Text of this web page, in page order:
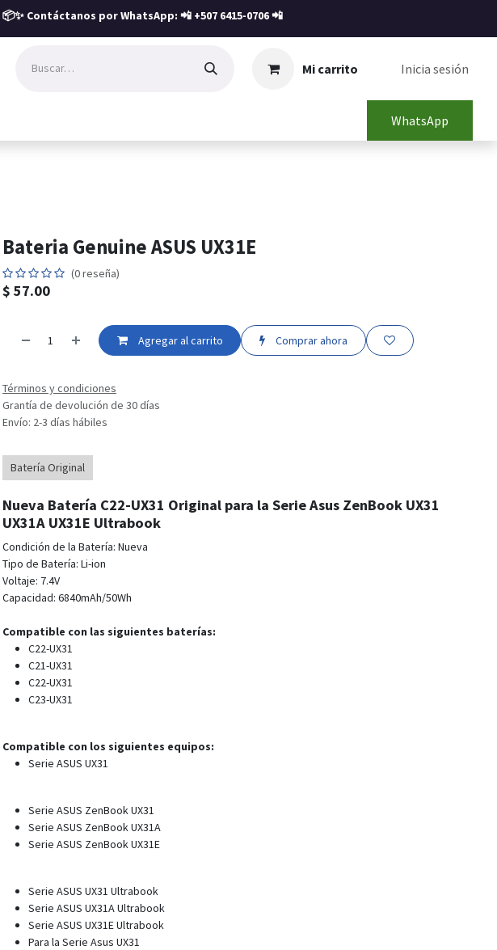
📦✨ Contáctanos por WhatsApp: 📲 +507 6415-0706📲
Mi carrito Inicia sesión
WhatsApp
Bateria Genuine ASUS UX31E
(0 reseña)
$ 57.00
Agregar al carrito Comprar ahora
Términos y condiciones
Grantía de devolución de 30 días
Envío: 2-3 días hábiles
Batería Original
Nueva Batería C22-UX31 Original para la Serie Asus ZenBook UX31
UX31A UX31E Ultrabook
Condición de la Batería: Nueva
Tipo de Batería: Li-ion
Voltaje: 7.4V
Capacidad: 6840mAh/50Wh
Compatible con las siguientes baterías:
C22-UX31
C21-UX31
C22-UX31
C23-UX31
Compatible con los siguientes equipos:
Serie ASUS UX31
Serie ASUS ZenBook UX31
Serie ASUS ZenBook UX31A
Serie ASUS ZenBook UX31E
Serie ASUS UX31 Ultrabook
Serie ASUS UX31A Ultrabook
Serie ASUS UX31E Ultrabook
Para la Serie Asus UX31